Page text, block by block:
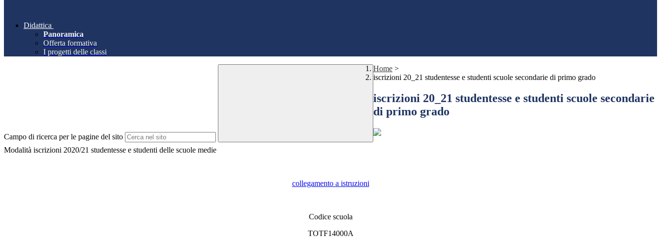
Didattica
Panoramica
Offerta formativa
I progetti delle classi
Campo di ricerca per le pagine del sito
Home >
iscrizioni 20_21 studentesse e studenti scuole secondarie di primo grado
iscrizioni 20_21 studentesse e studenti scuole secondarie
di primo grado
Modalità iscrizioni 2020/21 studentesse e studenti delle scuole medie
collegamento a istruzioni
Codice scuola
TOTF14000A